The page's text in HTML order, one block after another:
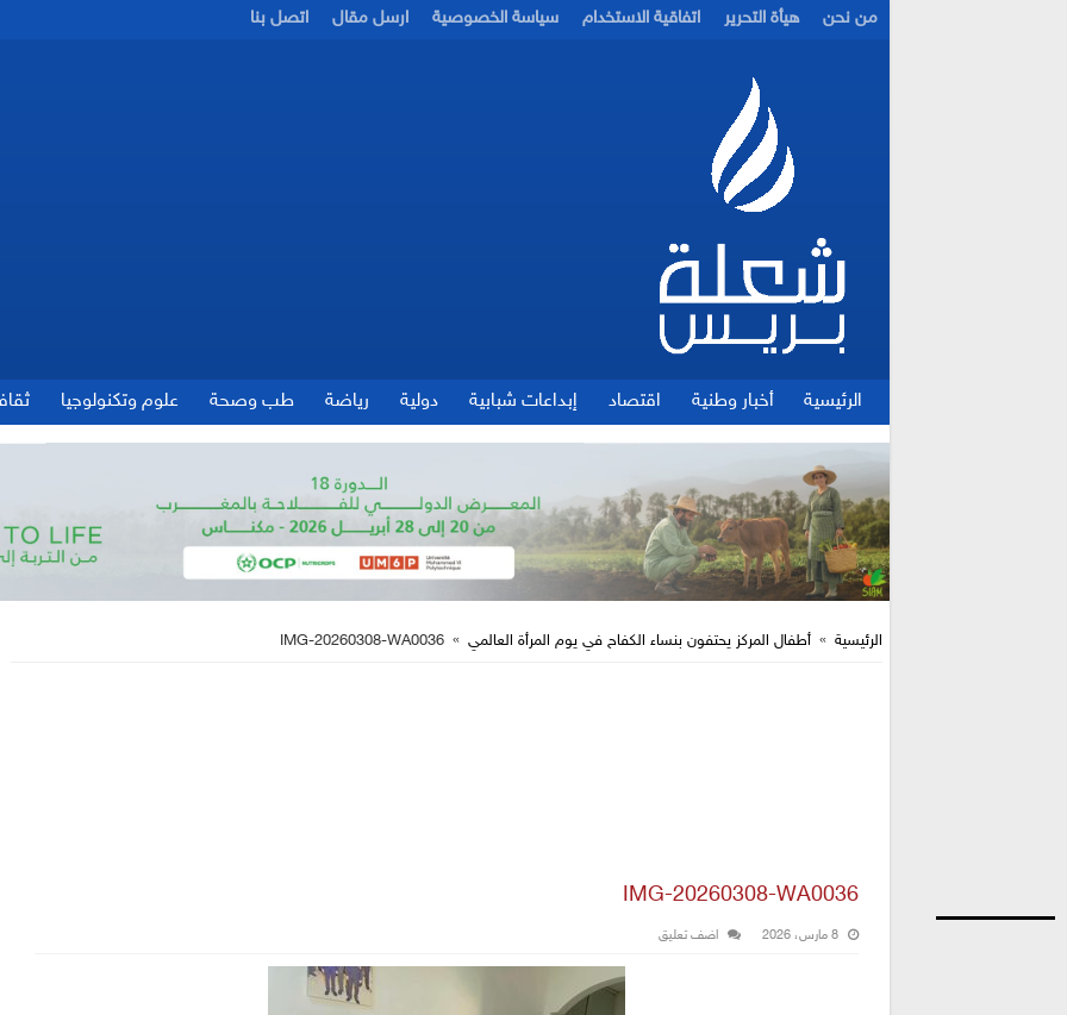
من نحن هيأة التحرير اتفاقية الاستخدام سياسة الخصوصية ارسل مقال اتصل بنا
الرئيسية أخبار وطنية اقتصاد إبداعات شبابية دولية رياضة طب وصحة علوم وتكنولوجيا
الرئيسية » أطفال المركز يحتفون بنساء الكفاح في يوم المرأة العالمي »
IMG-20260308-WA0036
IMG-20260308-WA0036
8 مارس، 2026 اضف تعليق